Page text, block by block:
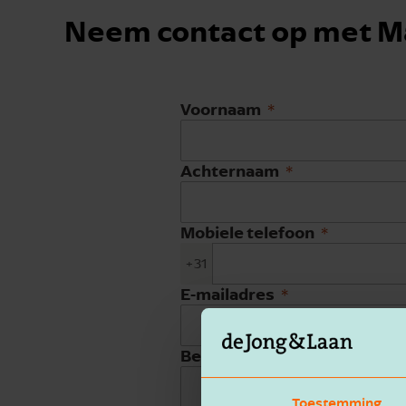
Neem contact op met
Voornaam
Achternaam
Mobiele telefoon
+31
E-mailadres
Bedrijfsnaam